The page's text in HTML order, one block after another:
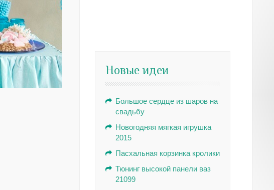
Новые идеи
Большое сердце из шаров на
свадьбу
Новогодняя мягкая игрушка
2015
Пасхальная корзинка кролики
Тюнинг высокой панели ваз
21099